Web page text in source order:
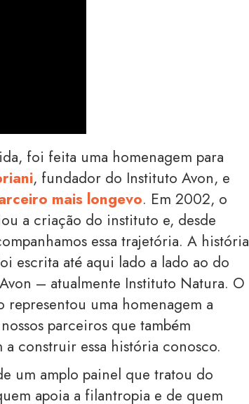
foi feita uma homenagem para
, fundador do Instituto Avon, e
mais longevo. Em 2002, o
a criação do instituto e, desde
essa trajetória. A história
escrita até aqui lado a lado ao do
– atualmente Instituto Natura. O
representou uma homenagem a
parceiros que também
a construir essa história conosco.
um amplo painel que tratou do
apoia a filantropia e de quem